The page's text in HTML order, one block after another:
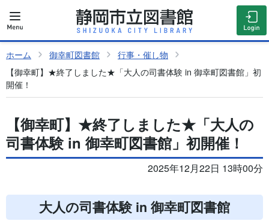
ホーム 御幸町図書館
行事・催し物
【御幸町】★終了しました★「大人の司書体験 in 御幸町図書館」初
開催！
【御幸町】★終了しました★「大人の
司書体験 in 御幸町図書館」初開催！
2025年12月22日 13時00分
大人の司書体験 in 御幸町図書館